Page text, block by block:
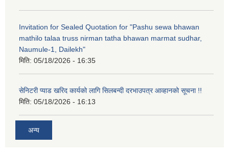
Invitation for Sealed Quotation for "Pashu sewa bhawan
mathilo talaa truss nirman tatha bhawan marmat sudhar,
Naumule-1, Dailekh"
मिति: 05/18/2026 - 16:35
सेनिटरी प्याड खरिद कार्यको लागि सिलबन्दी दरभाउपत्र आव्हानको सूचना !!
मिति: 05/18/2026 - 16:13
अन्य